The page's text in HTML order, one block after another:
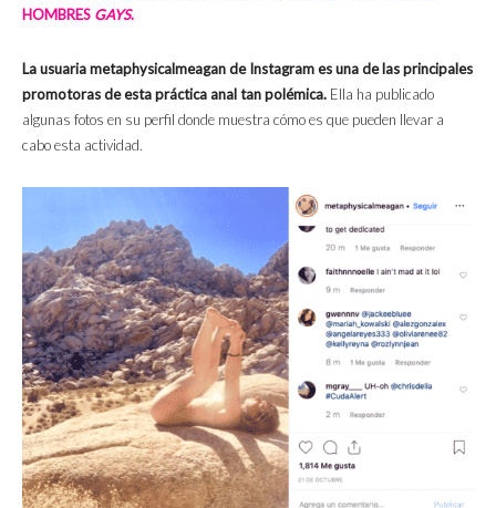
HOMBRES GAYS.
La usuaria metaphysicalmeagan de Instagram es una de las principales
promotoras de esta práctica anal tan polémica. Ella ha publicado
algunas fotos en su perfil donde muestra cómo es que pueden llevar a
cabo esta actividad.